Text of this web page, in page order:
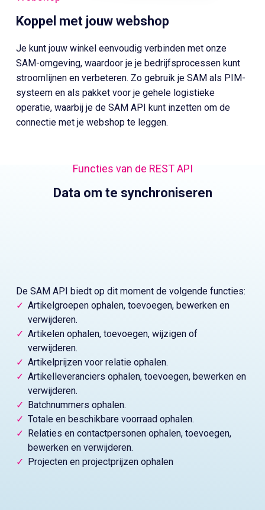
Koppel met jouw webshop
Je kunt jouw winkel eenvoudig verbinden met onze
SAM-omgeving, waardoor je je bedrijfsprocessen kunt
stroomlijnen en verbeteren. Zo gebruik je SAM als PIM-
systeem en als pakket voor je gehele logistieke
operatie, waarbij je de SAM API kunt inzetten om de
connectie met je webshop te leggen.
Data om te synchroniseren
Functies van de REST API
De SAM API biedt op dit moment de volgende functies:
Artikelgroepen ophalen, toevoegen, bewerken en
verwijderen.
Artikelen ophalen, toevoegen, wijzigen of
verwijderen.
Artikelprijzen voor relatie ophalen.
Artikelleveranciers ophalen, toevoegen, bewerken en
verwijderen.
Batchnummers ophalen.
Totale en beschikbare voorraad ophalen.
Relaties en contactpersonen ophalen, toevoegen,
bewerken en verwijderen.
Projecten en projectprijzen ophalen